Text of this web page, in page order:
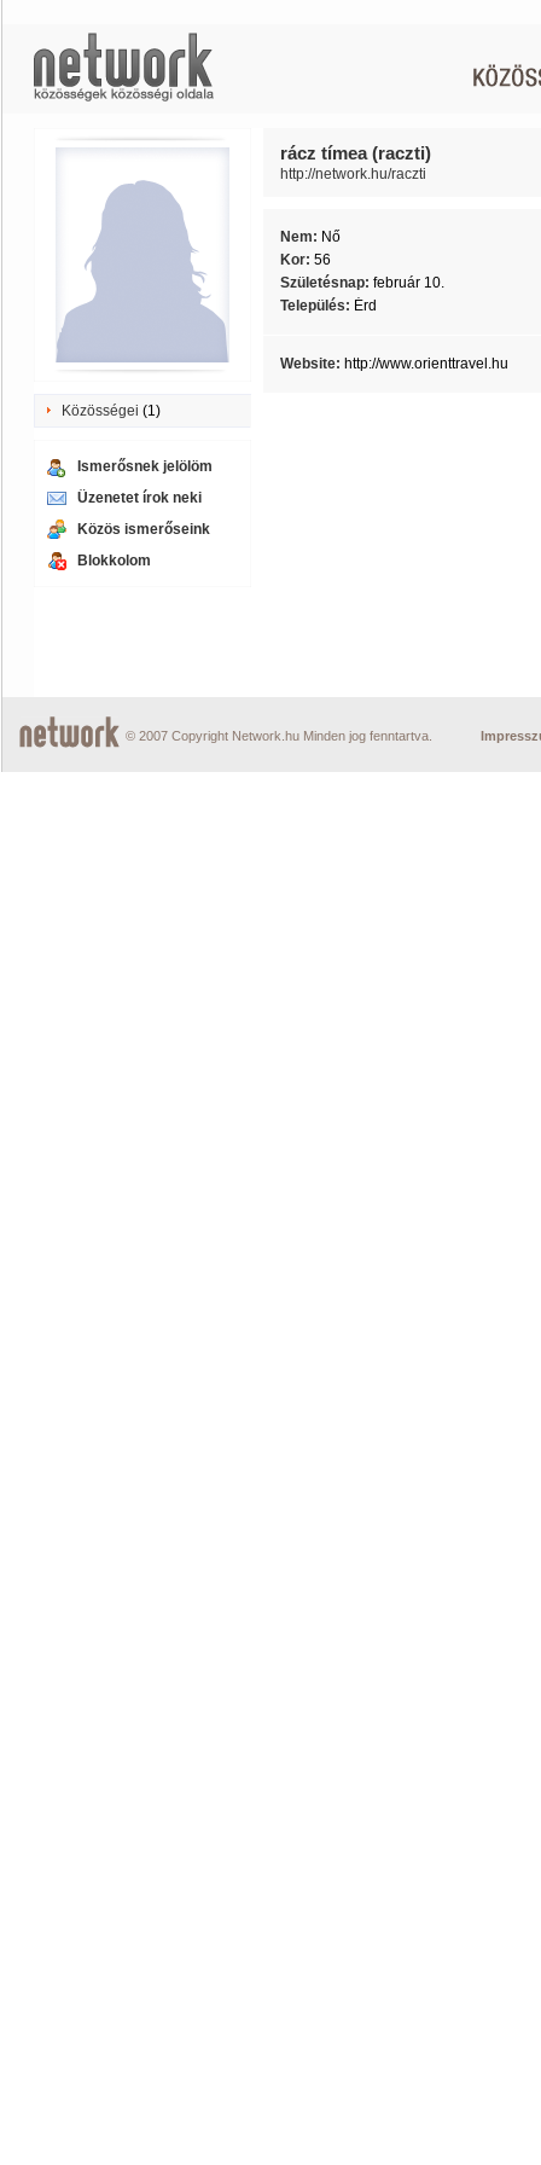
Közösségei (1)
Ismerősnek jelölöm
Üzenetet írok neki
Közös ismerőseink
Blokkolom
rácz tímea (raczti)
http://network.hu/raczti
Nem: Nő
Kor: 56
Születésnap: február 10.
Település: Érd
Website: http://www.orienttravel.hu
© 2007 Copyright Network.hu Minden jog fenntartva.